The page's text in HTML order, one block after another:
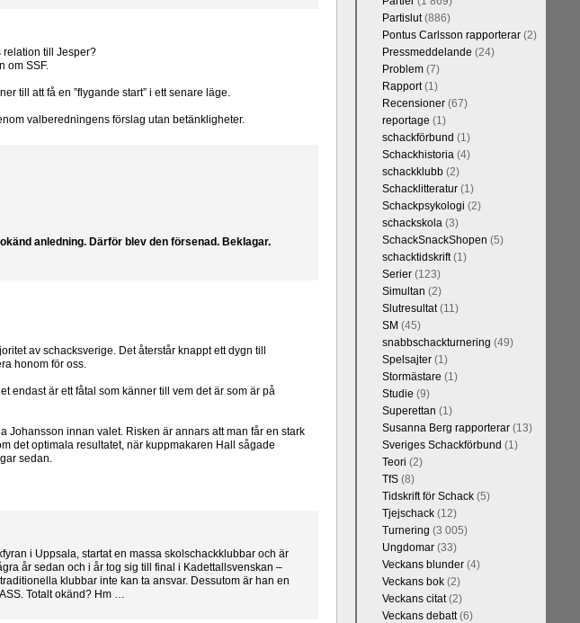
relation till Jesper?
om SSF.
till att få en ”flygande start” i ett senare läge.
valberedningens förslag utan betänkligheter.
anledning. Därför blev den försenad. Beklagar.
av schacksverige. Det återstår knappt ett dygn till
honom för oss.
endast är ett fåtal som känner till vem det är som är på
Johansson innan valet. Risken är annars att man får en stark
det optimala resultatet, när kuppmakaren Hall sågade
sedan.
i Uppsala, startat en massa skolschackklubbar och är
år sedan och i år tog sig till final i Kadettallsvenskan –
klubbar inte kan ta ansvar. Dessutom är han en
Totalt okänd? Hm …
Partislut(886)
Pontus Carlsson rapporterar(2)
Pressmeddelande (24)
Problem(7)
Rapport(1)
Recensioner(67)
reportage (1)
schackförbund (1)
Schackhistoria(4)
schackklubb(2)
Schacklitteratur(1)
Schackpsykologi (2)
schackskola(3)
SchackSnackShopen (5)
schacktidskrift(1)
Serier(123)
Simultan (2)
Slutresultat(11)
SM (45)
snabbschackturnering (49)
Spelsajter(1)
Stormästare (1)
Studie (9)
Superettan (1)
Susanna Berg rapporterar(13)
Sveriges Schackförbund (1)
Teori (2)
TfS(8)
Tidskrift för Schack(5)
Tjejschack(12)
Turnering (3 005)
Ungdomar(33)
Veckans blunder(4)
Veckans bok(2)
Veckans citat(2)
Veckans debatt(6)